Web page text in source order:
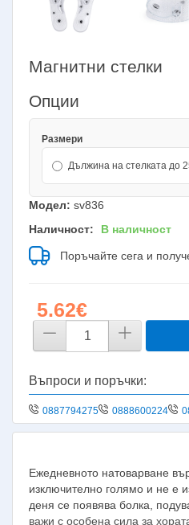
Магнитни стелки
Опции
Размери
Дължина на стелката до
Модел: sv836
Наличност:
В наличност
Поръчайте сега и
5.62€
Въпроси и поръчки:
0887794275 0888600224
Ежедневното натоварване
изключително голямо и не е
деня се появява болка,
важи с особена сила за